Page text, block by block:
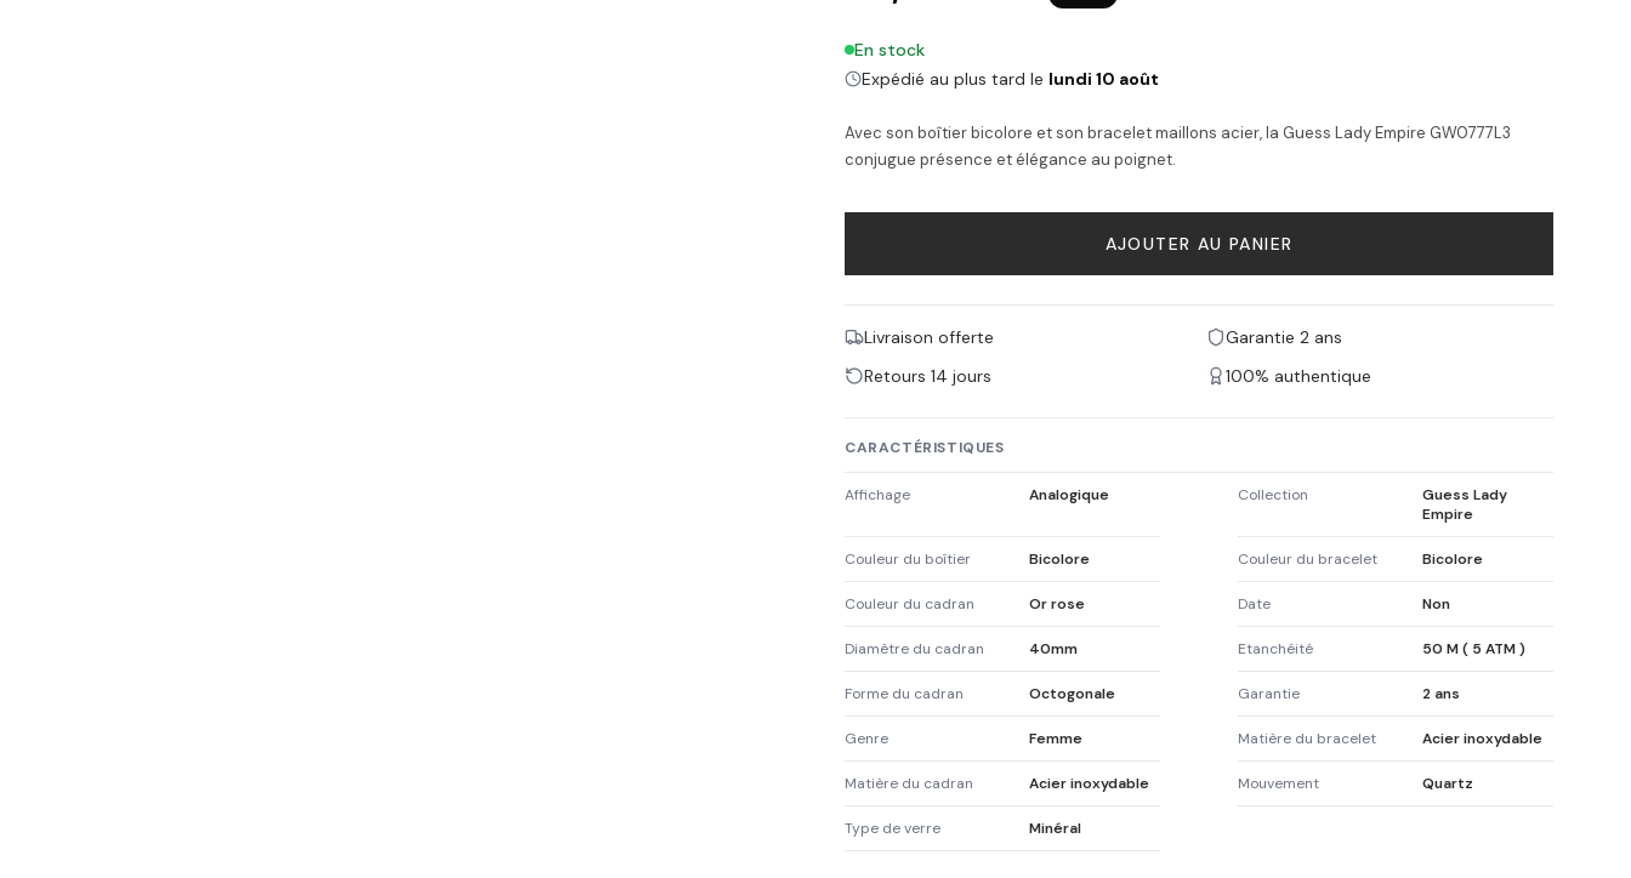
En stock
Expédié au plus tard le lundi 10 août
Avec son boîtier bicolore et son bracelet maillons acier, la Guess Lady Empire GW0777L3
conjugue présence et élégance au poignet.
AJOUTER AU PANIER
Livraison offerte
Garantie 2 ans
Retours 14 jours
100% authentique
CARACTÉRISTIQUES
Affichage Analogique Collection
Guess Lady
Empire
Couleur du boîtier Bicolore Couleur du bracelet Bicolore
Couleur du cadran Or rose Date Non
Diamètre du cadran 40mm Etanchéité 50 M ( 5 ATM )
Forme du cadran Octogonale Garantie 2 ans
Genre Femme Matière du bracelet Acier inoxydable
Matière du cadran Acier inoxydable Mouvement Quartz
Type de verre Minéral